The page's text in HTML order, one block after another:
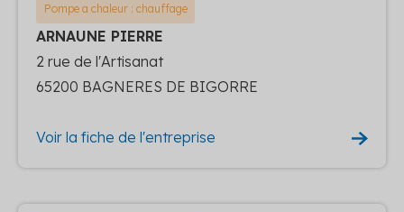
Pompe a chaleur : chauffage
ARNAUNE PIERRE
2 rue de l'Artisanat
65200 BAGNERES DE BIGORRE
Voir la fiche de l'entreprise